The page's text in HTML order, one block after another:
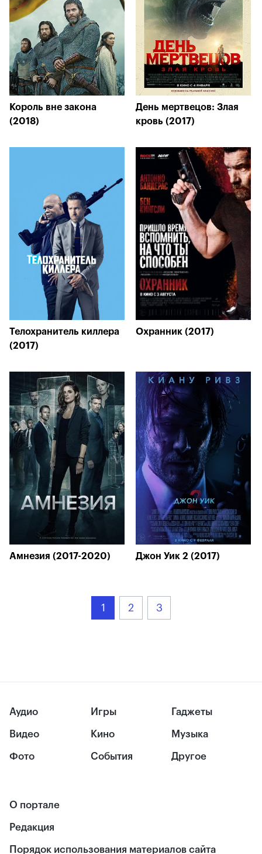
Король вне закона
(2018)
День мертвецов: Злая
кровь (2017)
Телохранитель киллера
(2017)
Охранник (2017)
Амнезия (2017-2020) Джон Уик 2 (2017)
1 2 3
Аудио
Видео
Фото
Игры
Кино
События
Гаджеты
Музыка
Другое
О портале
Редакция
Порядок использования материалов сайта